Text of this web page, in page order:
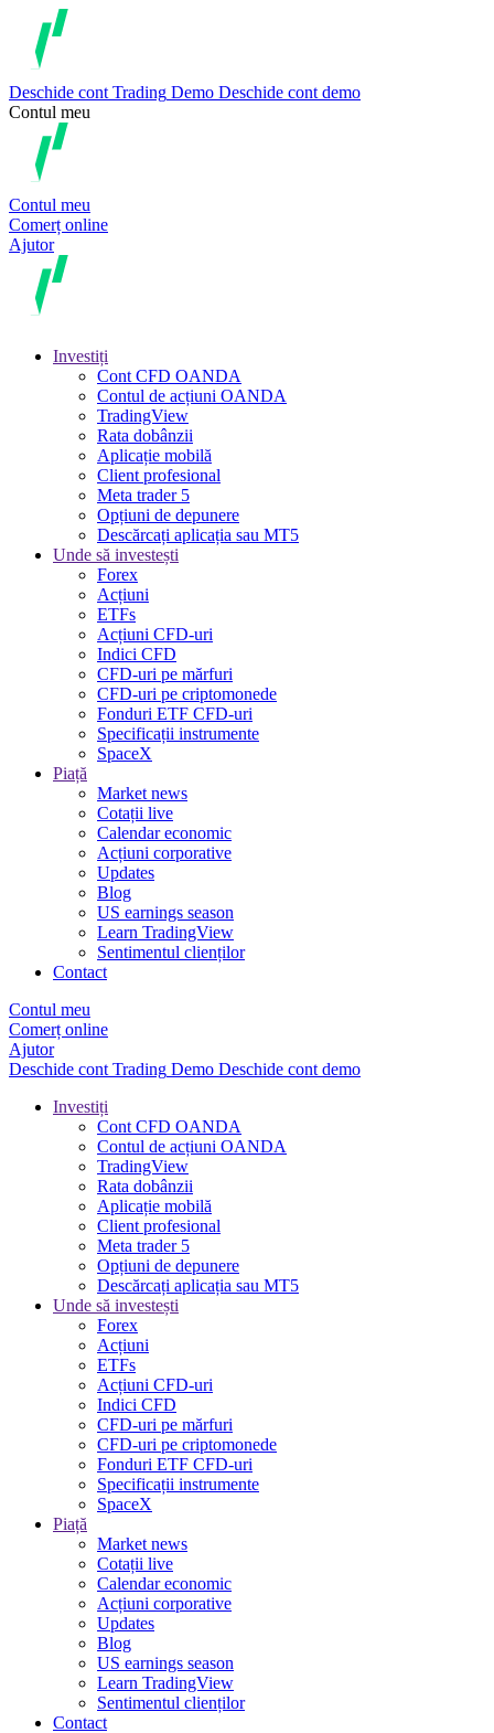
Deschide cont Trading Demo Deschide cont demo
Contul meu
Contul meu
Comerț online
Ajutor
Investiți
Cont CFD OANDA
Contul de acțiuni OANDA
TradingView
Rata dobânzii
Aplicație mobilă
Client profesional
Meta trader 5
Opțiuni de depunere
Descărcați aplicația sau MT5
Unde să investești
Forex
Acțiuni
ETFs
Acțiuni CFD-uri
Indici CFD
CFD-uri pe mărfuri
CFD-uri pe criptomonede
Fonduri ETF CFD-uri
Specificații instrumente
SpaceX
Piață
Market news
Cotații live
Calendar economic
Acțiuni corporative
Updates
Blog
US earnings season
Learn TradingView
Sentimentul clienților
Contact
Contul meu
Comerț online
Ajutor
Deschide cont Trading Demo Deschide cont demo
Investiți
Cont CFD OANDA
Contul de acțiuni OANDA
TradingView
Rata dobânzii
Aplicație mobilă
Client profesional
Meta trader 5
Opțiuni de depunere
Descărcați aplicația sau MT5
Unde să investești
Forex
Acțiuni
ETFs
Acțiuni CFD-uri
Indici CFD
CFD-uri pe mărfuri
CFD-uri pe criptomonede
Fonduri ETF CFD-uri
Specificații instrumente
SpaceX
Piață
Market news
Cotații live
Calendar economic
Acțiuni corporative
Updates
Blog
US earnings season
Learn TradingView
Sentimentul clienților
Contact